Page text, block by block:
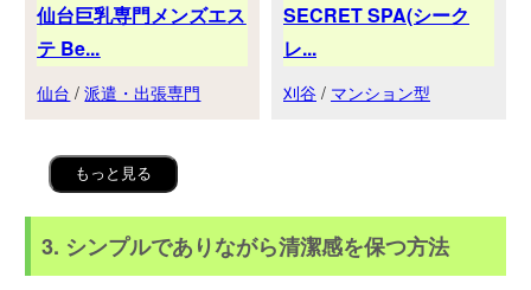
仙台巨乳専門メンズエス
テ Be...
仙台 /派遣・出張専門
SECRET SPA(シーク
レ...
刈谷 / マンション型
もっと見る
3. シンプルでありながら清潔感を保つ方法